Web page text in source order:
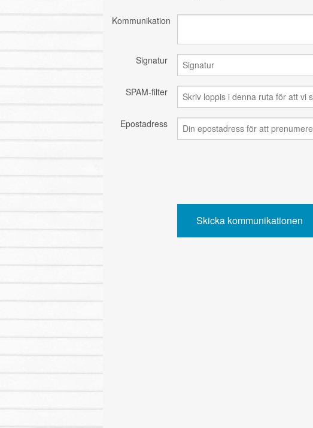
Kommunikation
Signatur
SPAM-filter
Epostadress